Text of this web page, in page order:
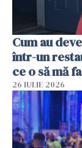
Cum au
într-un
ce o să mă
26 IULIE 2026